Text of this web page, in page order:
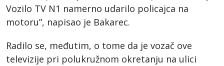
Vozilo TV N1 namerno udarilo policajca na
motoru”, napisao je Bakarec.
Radilo se, međutim, o tome da je vozač ove
televizije pri polukružnom okretanju na ulici